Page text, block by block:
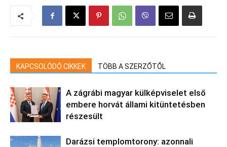
KAPCSOLÓDÓ CIKKEK TÖBB A SZERZŐTŐL
A zágrábi magyar külképviselet első
embere horvát állami kitüntetésben
részesült
Darázsi templomtorony: azonnali